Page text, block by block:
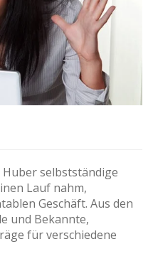
Huber selbstständige
Lauf nahm,
Geschäft. Aus den
und Bekannte,
für verschiedene